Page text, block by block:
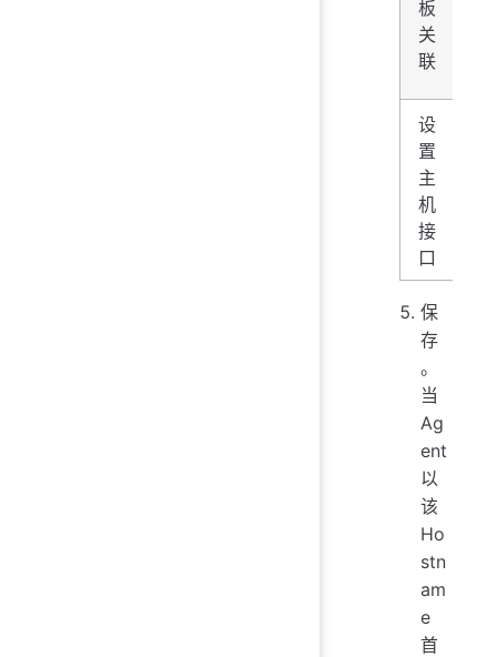
板
关
联
设
置
主
机
接
口
保
存
。
当
Ag
ent
以
该
Ho
stn
am
e
首